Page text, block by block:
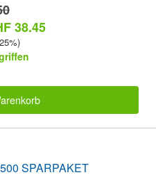
38.45
SPARPAKET